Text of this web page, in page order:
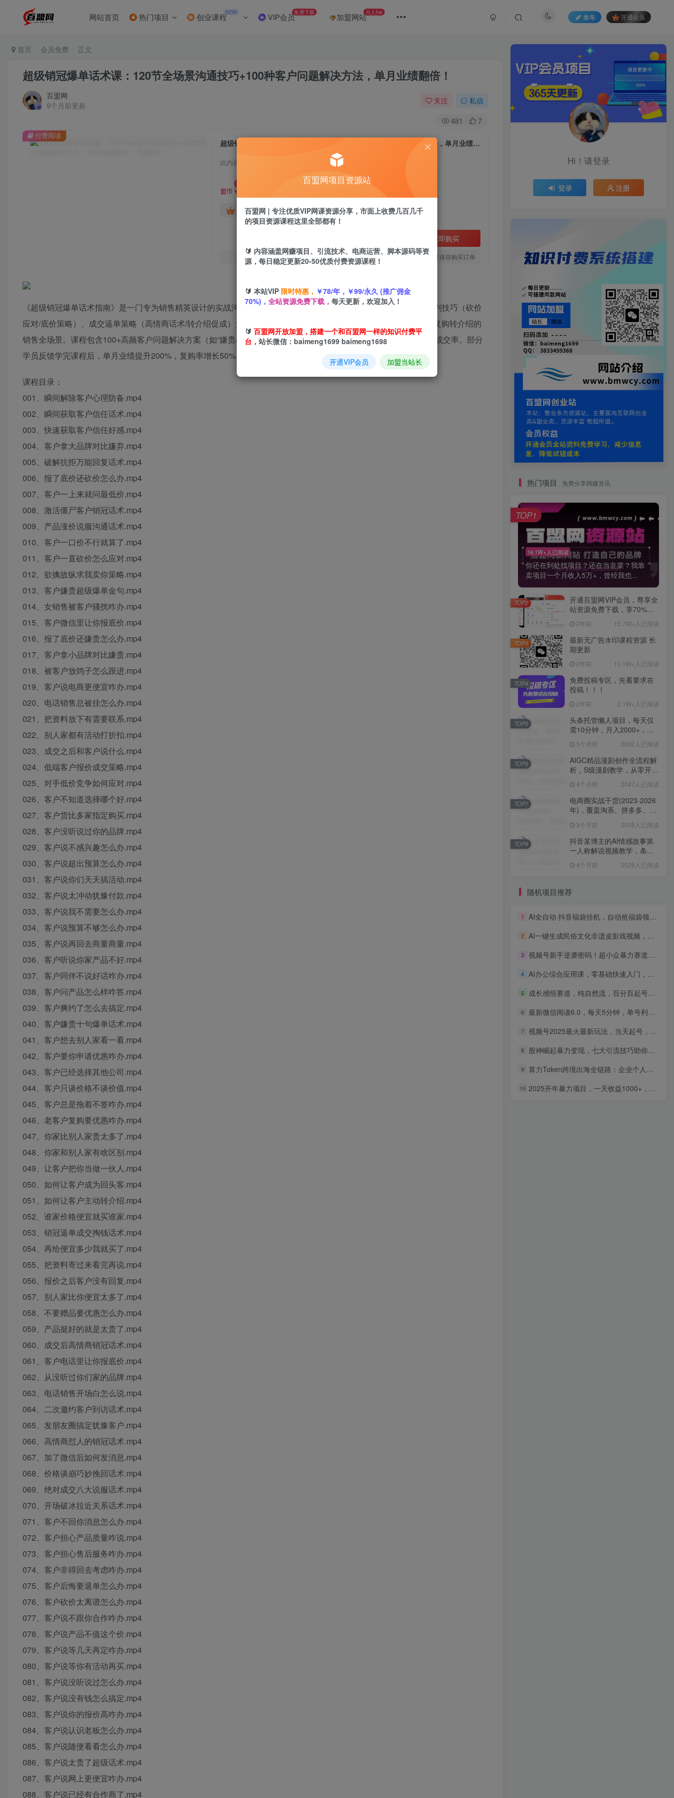
网站首页 热门项目 创业课程NEW VIP会员免费下载 加盟网站月入5w
发布 开通会员
首页 会员免费 正文
超级销冠爆单话术课：120节全场景沟通技巧+100种客户问题解决方法，单月业绩翻倍！
百盟网
9个月前更新
关注 私信
481 7
超级销冠爆单话术课：120节全场景沟通技巧+100种客户问题解决方法，单月业绩翻倍！
此内容为付费阅读，请付费后查看
盟币 9.9
年卡会员免费 永久会员免费
立即购买
您当前未登录！建议登陆后购买，可保存购买订单
付费阅读
《超级销冠爆单话术指南》是一门专为销售精英设计的实战沟通课程，客户心理破防（信任建立/防备解除）、价格谈判技巧（砍价
应对/底价策略）、成交逼单策略（高情商话术/转介绍促成）为核心模块，通过120节系统化教程，覆盖从初次接触到复购转介绍的
销售全场景。课程包含100+高频客户问题解决方案（如“嫌贵/比价/拖延”等），结合真实案例拆解，帮助学员快速提升成交率。部分
学员反馈学完课程后，单月业绩提升200%，复购率增长50%，适合电销、门店销售及大客户经理。
课程目录：
001、瞬间解除客户心理防备.mp4
002、瞬间获取客户信任话术.mp4
003、快速获取客户信任好感.mp4
004、客户拿大品牌对比嫌弃.mp4
005、破解抗拒万能回复话术.mp4
006、报了底价还砍价怎么办.mp4
007、客户一上来就问最低价.mp4
008、激活僵尸客户销冠话术.mp4
009、产品涨价说服沟通话术.mp4
010、客户一口价不行就算了.mp4
011、客户一直砍价怎么应对.mp4
012、欲擒故纵求我卖你策略.mp4
013、客户嫌贵超级爆单金句.mp4
014、女销售被客户骚扰咋办.mp4
015、客户微信里让你报底价.mp4
016、报了底价还嫌贵怎么办.mp4
017、客户拿小品牌对比嫌贵.mp4
018、被客户放鸽子怎么跟进.mp4
019、客户说电商更便宜咋办.mp4
020、电话销售总被挂怎么办.mp4
021、把资料放下有需要联系.mp4
022、别人家都有活动打折扣.mp4
023、成交之后和客户说什么.mp4
024、低端客户报价成交策略.mp4
025、对手低价竞争如何应对.mp4
026、客户不知道选择哪个好.mp4
027、客户货比多家指定购买.mp4
028、客户没听说过你的品牌.mp4
029、客户说不感兴趣怎么办.mp4
030、客户说超出预算怎么办.mp4
031、客户说你们天天搞活动.mp4
032、客户说太冲动犹豫付款.mp4
033、客户说我不需要怎么办.mp4
034、客户说预算不够怎么办.mp4
035、客户说再回去商量商量.mp4
036、客户听说你家产品不好.mp4
037、客户同伴不说好话咋办.mp4
038、客户问产品怎么样咋答.mp4
039、客户爽约了怎么去搞定.mp4
040、客户嫌贵十句爆单话术.mp4
041、客户想去别人家看一看.mp4
042、客户要你申请优惠咋办.mp4
043、客户已经选择其他公司.mp4
044、客户只谈价格不谈价值.mp4
045、客户总是拖着不签咋办.mp4
046、老客户复购要优惠咋办.mp4
047、你家比别人家贵太多了.mp4
048、你家和别人家有啥区别.mp4
049、让客户把你当做一伙人.mp4
050、如何让客户成为回头客.mp4
051、如何让客户主动转介绍.mp4
052、谁家价格便宜就买谁家.mp4
053、销冠逼单成交掏钱话术.mp4
054、再给便宜多少我就买了.mp4
055、把资料寄过来看完再说.mp4
056、报价之后客户没有回复.mp4
057、别人家比你便宜太多了.mp4
058、不要赠品要优惠怎么办.mp4
059、产品挺好的就是太贵了.mp4
060、成交后高情商销冠话术.mp4
061、客户电话里让你报底价.mp4
062、从没听过你们家的品牌.mp4
063、电话销售开场白怎么说.mp4
064、二次邀约客户到访话术.mp4
065、发朋友圈搞定犹豫客户.mp4
066、高情商怼人的销冠话术.mp4
067、加了微信后如何发消息.mp4
068、价格谈崩巧妙挽回话术.mp4
069、绝对成交八大说服话术.mp4
070、开场破冰拉近关系话术.mp4
071、客户不回你消息怎么办.mp4
072、客户担心产品质量咋说.mp4
073、客户担心售后服务咋办.mp4
074、客户非得回去考虑咋办.mp4
075、客户后悔要退单怎么办.mp4
076、客户砍价太离谱怎么办.mp4
077、客户说不跟你合作咋办.mp4
078、客户说产品不值这个价.mp4
079、客户说等几天再定咋办.mp4
080、客户说等你有活动再买.mp4
081、客户说没听说过怎么办.mp4
082、客户说没有钱怎么搞定.mp4
083、客户说你的报价高咋办.mp4
084、客户说认识老板怎么办.mp4
085、客户说随便看看怎么办.mp4
086、客户说太贵了超级话术.mp4
087、客户说网上更便宜咋办.mp4
088、客户说已经有合作商了.mp4
Hi！请登录
登录 注册
热门项目 免费分享网赚资讯
16.1W+人已阅读
你还在到处找项目？还在当韭菜？我靠
卖项目一个月收入5万+，曾经我也...
TOP1
开通百盟网VIP会员，尊享全
站资源免费下载，享70%的
惠】2年前 15.7W+人已阅读
TOP2
最新无广告水印课程资源 长
期更新
2年前 10.1W+人已阅读
TOP3
免费投稿专区，先看要求在
投稿！！！
2年前 2.1W+人已阅读
TOP4
头条托管懒人项目，每天仅
需10分钟，月入2000+，纯
【揭秘】
3个月前 2092人已阅读
TOP5
AIGC精品漫剧创作全流程解
析，S级漫剧教学，从零开始
4个月前 2047人已阅读
TOP6
电商圈实战干货(2023-2026
年)，覆盖淘系、拼多多、抖
电商人避开坑、提效率、稳
盈利(更新4月)
3个月前 2036人已阅读
TOP7
抖音某博主的AI情感故事第
一人称解说视频教学，条条
4个月前 2026人已阅读
TOP8
随机项目推荐
1 AI全自动·抖音福袋挂机，自动抢福袋领福利，解放双手，轻松躺赚
2 AI一键生成民俗文化非遗皮影戏视频，一刀不剪无需剪辑，30S一条，一天上百条，流量财富嘎嘎猛
3 视频号新手逆袭密码！超小众暴力赛道，中老年人深信不疑，原创通过率拉满
4 AI办公综合应用课，零基础快速入门，覆盖了工作中各种应用场景
5 成长感悟赛道，纯自然流，百分百起号率 一天轻松多张
6 最新微信阅读6.0，每天5分钟，单号利润200+，可放大，简单0成本
7 视频号2025最火最新玩法，当天起号，拉爆流量收益，小白也能轻松月入30000+
8 股神崛起暴力变现，七大引流技巧助你日入1000＋，按照流程操作没有经验也可快速上手
9 算力Token跨境出海全链路：企业个人合规资质办理，AI智能体自动化跨境变现教学
10 2025开年暴力项目，一天收益1000+，可放大，可复制
百盟网项目资源站
百盟网 | 专注优质VIP网课资源分享，市面上收费几百几千
的项目资源课程这里全部都有！
🔰 内容涵盖网赚项目、引流技术、电商运营、脚本源码等资
源，每日稳定更新20-50优质付费资源课程！
🔰 本站VIP 限时特惠， ￥78/年，￥99/永久 (推广佣金
70%)， 全站资源免费下载， 每天更新，欢迎加入！
🔰 百盟网开放加盟，搭建一个和百盟网一样的知识付费平
台， 站长微信：baimeng1699 baimeng1698
开通VIP会员 加盟当站长